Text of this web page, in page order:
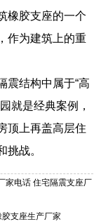
橡胶支座的一个
作为建筑上的重
震结构中属于“高
就是经典案例，
顶上再盖高层住
挑战。
家电话 住宅隔震支座厂
支座生产厂家